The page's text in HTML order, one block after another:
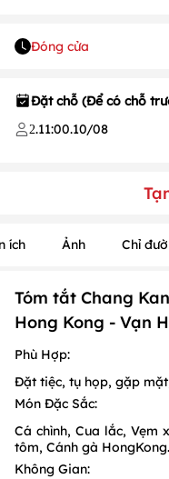
Đóng cửa
Đặt chỗ (Để có chỗ
2.11:00.10/08
ích Ảnh Chỉ
Tóm tắt Chang
Hong Kong - Vạn
Phù Hợp:
Đặt tiệc, tụ họp, gặp
Món Đặc Sắc:
Cá chình, Cua lắc, Vẹm
tôm, Cánh gà
Không Gian: